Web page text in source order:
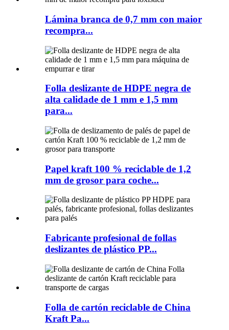
Lámina branca de 0,7 mm con maior
recompra...
Folla deslizante de HDPE negra de
alta calidade de 1 mm e 1,5 mm
para...
Papel kraft 100 % reciclable de 1,2
mm de grosor para coche...
Fabricante profesional de follas
deslizantes de plástico PP...
Folla de cartón reciclable de China
Kraft Pa...